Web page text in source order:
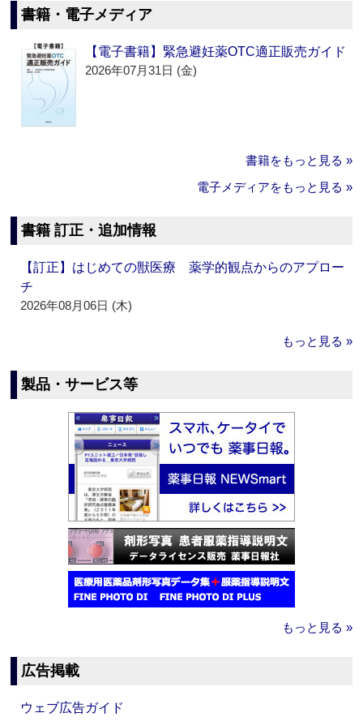
書籍・電子メディア
【電子書籍】緊急避妊薬OTC適正販売ガイド
2026年07月31日 (金)
書籍をもっと見る »
電子メディアをもっと見る »
書籍 訂正・追加情報
【訂正】はじめての獣医療 薬学的観点からのアプロー
チ
2026年08月06日 (木)
もっと見る »
製品・サービス等
もっと見る »
広告掲載
ウェブ広告ガイド